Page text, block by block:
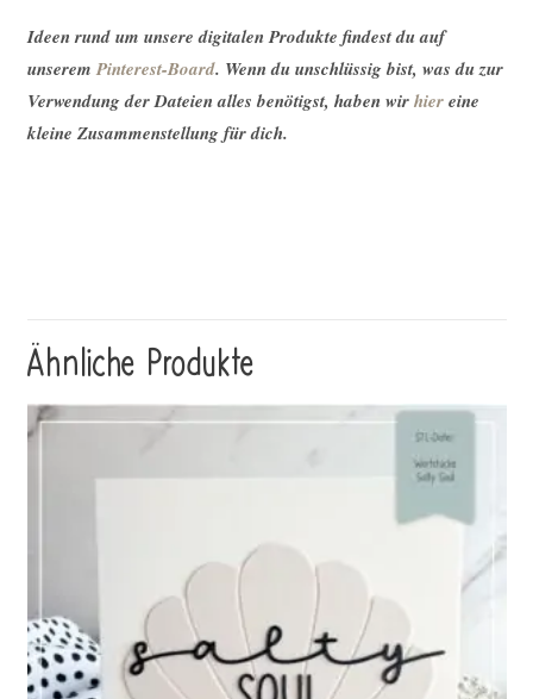
Ideen rund um unsere digitalen Produkte findest du auf
unserem Pinterest-Board. Wenn du unschlüssig bist, was du zur
Verwendung der Dateien alles benötigst, haben wirhiereine
kleine Zusammenstellung für dich.
Ähnliche Produkte